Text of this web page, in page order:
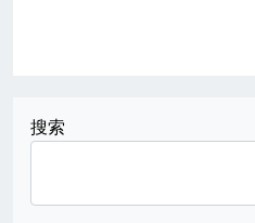
搜索